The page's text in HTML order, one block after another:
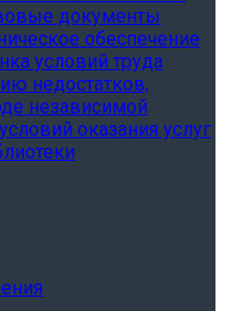
документы
обеспечение
условий труда
недостатков,
независимой
оказания услуг